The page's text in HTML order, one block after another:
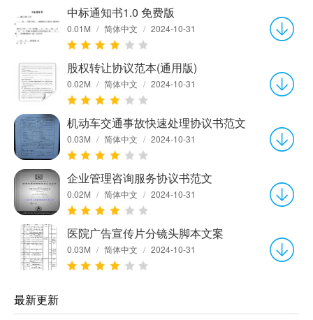
中标通知书1.0 免费版
0.01M / 简体中文 / 2024-10-31
股权转让协议范本(通用版)
0.02M / 简体中文 / 2024-10-31
机动车交通事故快速处理协议书范文
0.03M / 简体中文 / 2024-10-31
企业管理咨询服务协议书范文
0.02M / 简体中文 / 2024-10-31
医院广告宣传片分镜头脚本文案
0.03M / 简体中文 / 2024-10-31
最新更新